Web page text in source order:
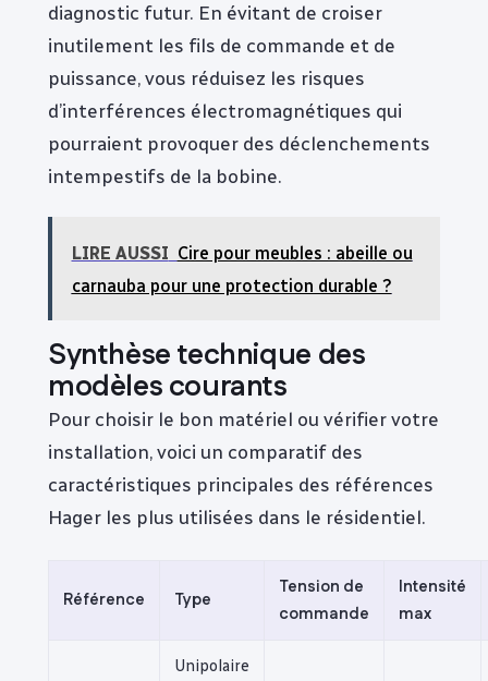
diagnostic futur. En évitant de croiser
inutilement les fils de commande et de
puissance, vous réduisez les risques
d’interférences électromagnétiques qui
pourraient provoquer des déclenchements
intempestifs de la bobine.
LIRE AUSSI Cire pour meubles : abeille ou
carnauba pour une protection durable ?
Synthèse technique des
modèles courants
Pour choisir le bon matériel ou vérifier votre
installation, voici un comparatif des
caractéristiques principales des références
Hager les plus utilisées dans le résidentiel.
Référence Type
Tension de
commande
Intensité
max
Unipolaire